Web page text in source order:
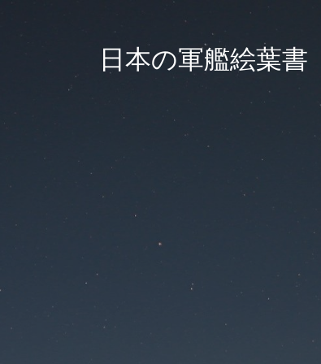
日本の軍艦絵葉書